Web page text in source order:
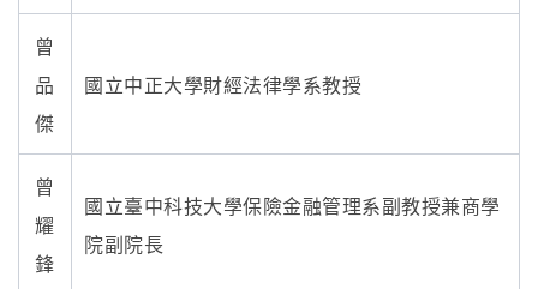
曾
品
傑
國立中正大學財經法律學系教授
曾
耀
鋒
國立臺中科技大學保險金融管理系副教授兼商學
院副院長